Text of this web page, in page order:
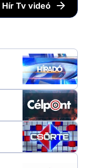
Hír Tv videó